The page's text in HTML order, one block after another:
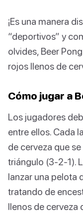
¡Es una manera
“deportivos” y
olvides, Beer
rojos llenos de
Cómo jugar a
Los jugadores
entre ellos. Cada
de cerveza que
triángulo (3-2-1).
lanzar una pelota
tratando de
llenos de cerveza